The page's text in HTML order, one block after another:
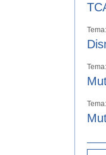
Tema:
Tema:
Tema: